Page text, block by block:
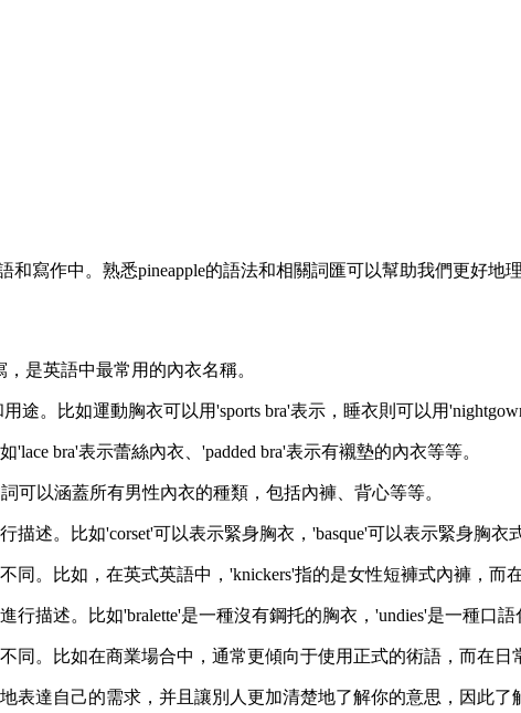
和寫作中。熟悉pineapple的語法和相關詞匯可以幫助我們更好地
是英語中最常用的內衣名稱。
途。比如運動胸衣可以用'sports bra'表示，睡衣則可以用
bra'表示蕾絲內衣、'padded bra'表示有襯墊的內衣等等。
可以涵蓋所有男性內衣的種類，包括內褲、背心等等。
述。比如'corset'可以表示緊身胸衣，'basque'可以表示緊身胸衣
。比如，在英式英語中，'knickers'指的是女性短褲式內褲，而
描述。比如'bralette'是一種沒有鋼托的胸衣，'undies'是一種口
同。比如在商業場合中，通常更傾向于使用正式的術語，而在
表達自己的需求，并且讓別人更加清楚地了解你的意思，因此